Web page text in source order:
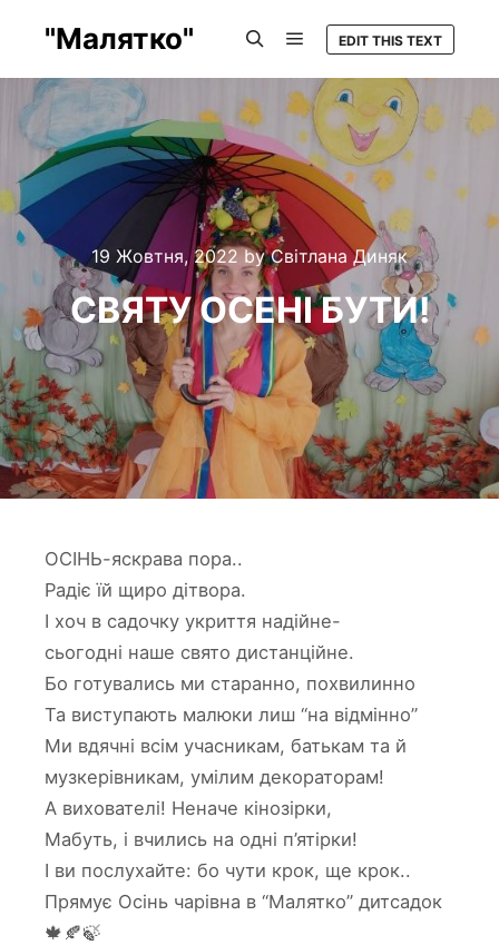
"Малятко" EDIT THIS TEXT
19 Жовтня, 2022byСвітлана Диняк
СВЯТУ ОСЕНІ БУТИ!
ОСІНЬ-яскрава пора..
Радіє їй щиро дітвора.
І хоч в садочку укриття надійне-
сьогодні наше свято дистанційне.
Бо готувались ми старанно, похвилинно
Та виступають малюки лиш “на відмінно”
Ми вдячні всім учасникам, батькам та й
музкерівникам, умілим декораторам!
А вихователі! Неначе кінозірки,
Мабуть, і вчились на одні п’ятірки!
І ви послухайте: бо чути крок, ще крок..
Прямує Осінь чарівна в “Малятко” дитсадок
🍁🍂🍃